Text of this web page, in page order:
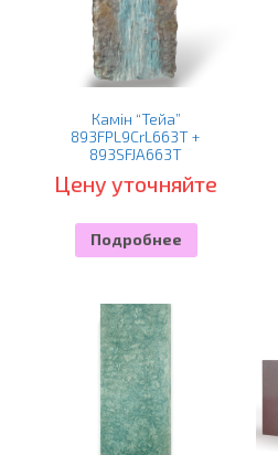
Камін “Тейа”
893FPL9CrL663T +
893SFJA663T
Цену уточняйте
Подробнее